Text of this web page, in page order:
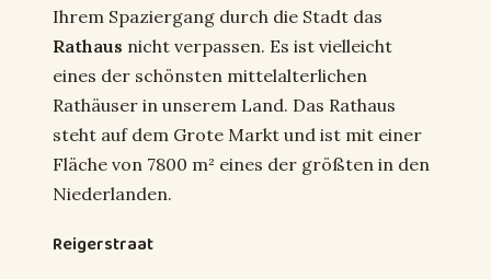
Ihrem Spaziergang durch die Stadt das
Rathaus nicht verpassen. Es ist vielleicht
eines der schönsten mittelalterlichen
Rathäuser in unserem Land. Das Rathaus
steht auf dem Grote Markt und ist mit einer
Fläche von 7800 m² eines der größten in den
Niederlanden.
Reigerstraat